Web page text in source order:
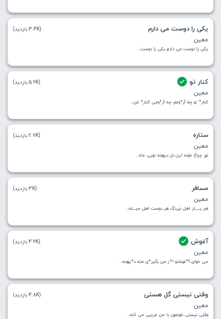
یکی را دوست می دارم
معین
یکی را دوست می دارم یکی را دوست...
(3.4K بازدید)
کنار تو
معین
کنار* تو چه آر*ومم چه آر*ومی کنار* من...
(5.6K بازدید)
ستاره
معین
نور چراغ خونه این دل دیوونه تویی ماه...
(2.7K بازدید)
مسافر
معین
هر یـــــار اهل نیرنگ هر دوست اهل حیـــله...
(3K بازدید)
آغوش
معین
می خوای آ*غوشتو ا*ز من بگیر*ی مثه د*یوونه...
(4.6K بازدید)
وقتی نیستی گل هستی
معین
وقتی نیستی خونمون با من غریبی می کنه...
(4.8K بازدید)